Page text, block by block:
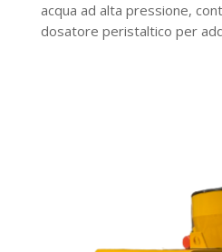
acqua ad alta pressione,
dosatore peristaltico per